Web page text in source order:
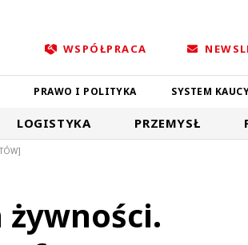
WSPÓŁPRACA
PRAWO I POLITYKA SYSTEM
LOGISTYKA PRZEMYSŁ